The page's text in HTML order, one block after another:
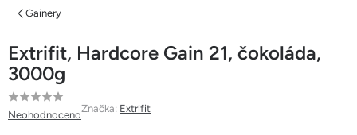
Gainery
Extrifit, Hardcore Gain 21, čokoláda,
3000g
Průměrné
hodnocení
Neohodnoceno
Značka: Extrifit